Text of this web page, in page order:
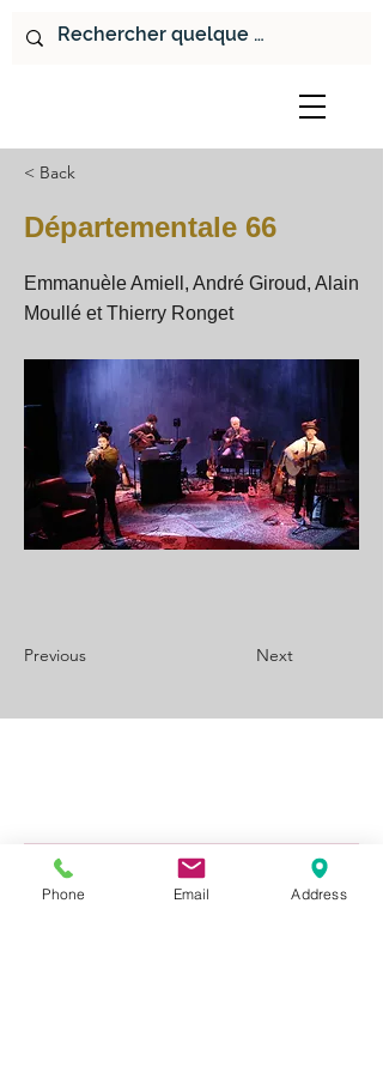
< Back
Départementale 66
Emmanuèle Amiell, André Giroud, Alain
Moullé et Thierry Ronget
Previous Next
Prénom
Phone Email Address